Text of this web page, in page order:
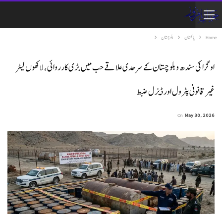
Home پاکستان بلوچستان
اوگرا کی سندھ و بلوچستان کے سرحدی علاقے حب میں بڑی کارروائی، لاکھوں لیٹر
غیر قانونی پٹرول اور ڈیزل ضبط
On May 30, 2026